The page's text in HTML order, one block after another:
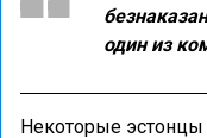
один из
Некоторые